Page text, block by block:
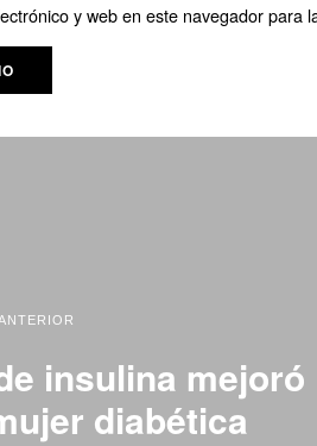
y web en este navegador para
insulina mejoró
diabética